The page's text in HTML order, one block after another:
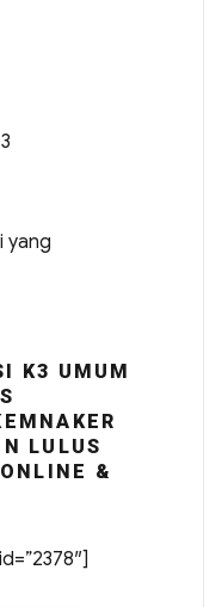
yang
K3 UMUM
LULUS
&